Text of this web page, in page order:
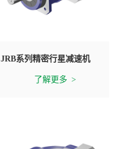
JRB系列精密行星减速机
了解更多